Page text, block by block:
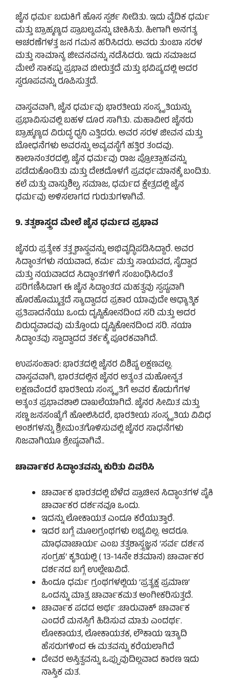
ಜೈನ ಧರ್ಮ ಬದುಕಿಗೆ ಹೊಸ ಸ್ಪರ್ಶ ನೀಡಿತು. ಇದು ವೈದಿಕ ಧರ್ಮ
ಮತ್ತು ಬ್ರಾಹ್ಮಣ್ಯದ ಪ್ರಾಬಲ್ಯವನ್ನು ಟೀಕಿಸಿತು. ಹೀಗಾಗಿ ಅನಗತ್ಯ
ಆಚರಣೆಗಳತ್ತ ಜನ ಗಮನ ಹರಿಸಿದರು. ಅವರು ತುಂಬಾ ಸರಳ
ಮತ್ತು ಸಾಮಾನ್ಯ ಜೀವನವನ್ನು ನಡೆಸಿದರು. ಇದು ಸಮಾಜದ
ಮೇಲೆ ಸಾಕಷ್ಟು ಪ್ರಭಾವ ಬೀರುತ್ತದೆ ಮತ್ತು ಭವಿಷ್ಯದಲ್ಲಿ ಅದರ
ಸ್ವರೂಪವನ್ನು ರೂಪಿಸುತ್ತದೆ.
ವಾಸ್ತವವಾಗಿ, ಜೈನ ಧರ್ಮವು ಭಾರತೀಯ ಸಂಸ್ಕೃತಿಯನ್ನು
ಪ್ರಭಾವಿಸುವಲ್ಲಿ ಬಹಳ ದೂರ ಸಾಗಿತು. ಮಹಾವೀರ ಜೈನರು
ಬ್ರಾಹ್ಮಣ್ಯದ ವಿರುದ್ಧ ಧ್ವನಿ ಎತ್ತಿದರು. ಅವರ ಸರಳ ಜೀವನ ಮತ್ತು
ಬೋಧನೆಗಳು ಅವರನ್ನು ಅವ್ಯವಸ್ಥೆಗೆ ಹತ್ತಿರ ತಂದವು.
ಕಾಲಾನಂತರದಲ್ಲಿ, ಜೈನ ಧರ್ಮವು ರಾಜ ಪ್ರೋತ್ಸಾಹವನ್ನು
ಪಡೆದುಕೊಂಡಿತು ಮತ್ತು ದೇಶದೊಳಗೆ ಪ್ರವರ್ಧಮಾನಕ್ಕೆ ಬಂದಿತು.
ಕಲೆ ಮತ್ತು ವಾಸ್ತುಶಿಲ್ಪ, ಸಮಾಜ, ಧರ್ಮದ ಕ್ಷೇತ್ರದಲ್ಲಿ ಜೈನ
ಧರ್ಮವು ಅಳಿಸಲಾಗದ ಗುರುತುಗಳಾಗಿವೆ.
9. ತತ್ವಶಾಸ್ತ್ರದ ಮೇಲೆ ಜೈನ ಧರ್ಮದ ಪ್ರಭಾವ
ಜೈನರು ಪ್ರತ್ಯೇಕ ತತ್ತ್ವಶಾಸ್ತ್ರವನ್ನು ಅಭಿವೃದ್ಧಿಪಡಿಸಿದ್ದಾರೆ. ಅವರ
ಸಿದ್ಧಾಂತಗಳು ನಯವಾದ, ಕರ್ಮ ಮತ್ತು ಸಾಯವದ, ಸೈದ್ವಾದ
ಮತ್ತು ನಯವಾದದ ಸಿದ್ಧಾಂತಗಳಿಗೆ ಸಂಬಂಧಿಸಿದಂತೆ
ಪರಿಗಣಿಸಿದಾಗ ಈ ಜೈನ ಸಿದ್ಧಾಂತದ ಮಹತ್ವವು ಸ್ಪಷ್ಟವಾಗಿ
ಹೊರಹೊಮ್ಮುತ್ತದೆ ಸ್ಯಾದ್ವಾದದ ಪ್ರಕಾರ ಯಾವುದೇ ಆಧ್ಯಾತ್ಮಿಕ
ಪ್ರತಿಪಾದನೆಯು ಒಂದು ದೃಷ್ಟಿಕೋನದಿಂದ ಸರಿ ಮತ್ತು ಅದರ
ವಿರುದ್ಧವಾದವು ಮತ್ತೊಂದು ದೃಷ್ಟಿಕೋನದಿಂದ ಸರಿ. ನಯಾ
ಸಿದ್ಧಾಂತವು ಸ್ವಾದ್ವಾದದ ತರ್ಕಕ್ಕೆ ಪೂರಕವಾಗಿದೆ.
ಉಪಸಂಹಾರ: ಭಾರತದಲ್ಲಿ ಜೈನರ ವಿಶಿಷ್ಟ ಲಕ್ಷಣವಲ್ಲ.
ವಾಸ್ತವವಾಗಿ, ಭಾರತದಲ್ಲಿನ ಜೈನರ ಅತ್ಯಂತ ಮಹೋನ್ನತ
ಲಕ್ಷಣವೆಂದರೆ ಭಾರತೀಯ ಸಂಸ್ಕೃತಿಗೆ ಅವರ ಕೊಡುಗೆಗಳ
ಅತ್ಯಂತ ಪ್ರಭಾವಶಾಲಿ ದಾಖಲೆಯಾಗಿದೆ. ಜೈನರ ಸೀಮಿತ ಮತ್ತು
ಸಣ್ಣ ಜನಸಂಖ್ಯೆಗೆ ಹೋಲಿಸಿದರೆ, ಭಾರತೀಯ ಸಂಸ್ಕೃತಿಯ ವಿವಿಧ
ಅಂಶಗಳನ್ನು ಶ್ರೀಮಂತಗೊಳಿಸುವಲ್ಲಿ ಜೈನರ ಸಾಧನೆಗಳು
ನಿಜವಾಗಿಯೂ ಶ್ರೇಷ್ಠವಾಗಿವೆ..
ಚಾರ್ವಾಕರ ಸಿದ್ಧಾಂತವನ್ನು ಕುರಿತು ವಿವರಿಸಿ
ಚಾರ್ವಾಕ ಭಾರತದಲ್ಲಿ ಬೆಳೆದ ಪ್ರಾಚೀನ ಸಿದ್ಧಾಂತಗಳ ಪೈಕಿ
ಚಾರ್ವಾಕರ ದರ್ಶನವೂ ಒಂದು.
ಇದನ್ನು ಲೋಕಾಯತ ಎಂದೂ ಕರೆಯುತ್ತಾರೆ.
ಇದರ ಬಗ್ಗೆ ಮೂಲಗ್ರಂಥಗಳು ಲಭ್ಯವಿಲ್ಲ. ಆದರೂ.
ಮಾಧವಾಚಾರ್ಯ ಎಂಬ ತತ್ವಶಾಸ್ತ್ರಜ್ಞನ ‘ಸರ್ವ ದರ್ಶನ
ಸಂಗ್ರಹ’ ಕೃತಿಯಲ್ಲಿ ( 13-14ನೇ ಶತಮಾನ) ಚಾರ್ವಾಕರ
ದರ್ಶನದ ಬಗ್ಗೆ ಉಲ್ಲೇಖವಿದೆ.
ಹಿಂದೂ ಧರ್ಮ ಗ್ರಂಥಗಳಲ್ಲಿಯ ‘ಪ್ರತ್ಯಕ್ಷ ಪ್ರಮಾಣ’
ಒಂದನ್ನು ಮಾತ್ರ ಚಾರ್ವಾಕಮತ ಅಂಗೀಕರಿಸುತ್ತದೆ.
ಚಾರ್ವಾಕ ಪದದ ಅರ್ಥ :ಚಾರುವಾಕ್ ಚಾರ್ವಾಕ
ಎಂದರೆ ಮನಸ್ಸಿಗೆ ಹಿಡಿಸುವ ಮಾತು ಎಂದರ್ಥ.
ಲೋಕಾಯತ, ಲೋಕಾಯತಕ, ಲೌಕಾಯ ಇತ್ಯಾದಿ
ಹೆಸರುಗಳಿಂದ ಈ ಮತವನ್ನು ಕರೆಯಲಾಗಿದೆ
ದೇವರ ಅಸ್ತಿತ್ವವನ್ನು ಒಪ್ಪುವುದಿಲ್ಲವಾದ ಕಾರಣ ಇದು
ನಾಸ್ತಿಕ ಮತ.